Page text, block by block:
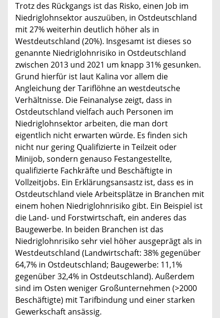
Trotz des Rückgangs ist das Risko, einen Job im
Niedriglohnsektor auszuüben, in Ostdeutschland
mit 27% weiterhin deutlich höher als in
Westdeutschland (20%). Insgesamt ist dieses so
genannte Niedriglohnrisiko in Ostdeutschland
zwischen 2013 und 2021 um knapp 31% gesunken.
Grund hierfür ist laut Kalina vor allem die
Angleichung der Tariflöhne an westdeutsche
Verhältnisse. Die Feinanalyse zeigt, dass in
Ostdeutschland vielfach auch Personen im
Niedriglohnsektor arbeiten, die man dort
eigentlich nicht erwarten würde. Es finden sich
nicht nur gering Qualifizierte in Teilzeit oder
Minijob, sondern genauso Festangestellte,
qualifizierte Fachkräfte und Beschäftigte in
Vollzeitjobs. Ein Erklärungsansastz ist, dass es in
Ostdeutschland viele Arbeitsplätze in Branchen mit
einem hohen Niedriglohnrisiko gibt. Ein Beispiel ist
die Land- und Forstwirtschaft, ein anderes das
Baugewerbe. In beiden Branchen ist das
Niedriglohnrisiko sehr viel höher ausgeprägt als in
Westdeutschland (Landwirtschaft: 38% gegenüber
64,7% in Ostdeutschland; Baugewerbe: 11,1%
gegenüber 32,4% in Ostdeutschland). Außerdem
sind im Osten weniger Großunternehmen (>2000
Beschäftigte) mit Tarifbindung und einer starken
Gewerkschaft ansässig.